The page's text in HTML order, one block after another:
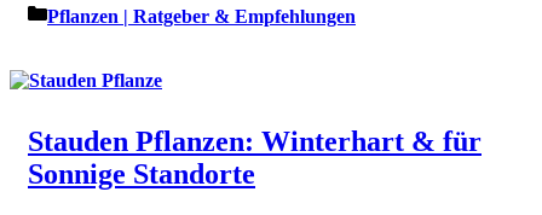
Kategorien
Pflanzen | Ratgeber & Empfehlungen
Stauden Pflanzen: Winterhart & für
Sonnige Standorte